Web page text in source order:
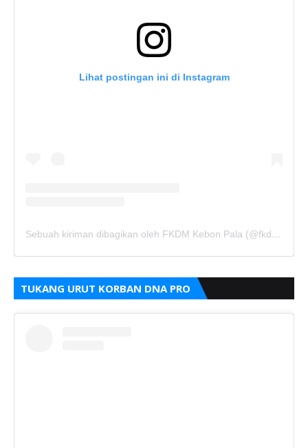
Lihat postingan ini di Instagram
Sebuah kiriman dibagikan oleh FKDM Kebon Pala (@fkdm_kebonpala)
TUKANG URUT KORBAN DNA PRO